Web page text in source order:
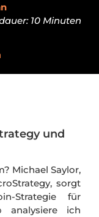
10 Minuten
und
Michael Saylor,
sorgt
Strategie für
analysiere ich